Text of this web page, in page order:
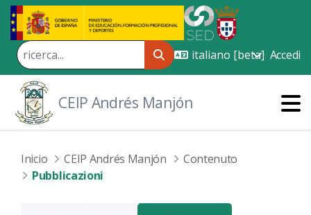
Skip to Main Content
Accedi
CEIP Andrés Manjón
Inicio CEIP Andrés Manjón
Contenuto
Pubblicazioni